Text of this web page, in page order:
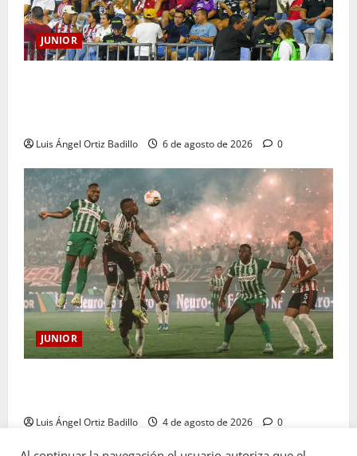
JUNIOR
Luis Ángel Ortiz Badillo 6 de agosto de 2026 0
JUNIOR
Luis Ángel Ortiz Badillo 4 de agosto de 2026 0